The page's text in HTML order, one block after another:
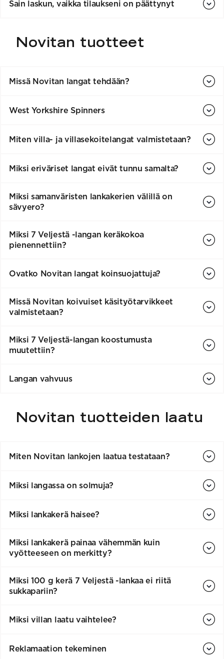
Sain laskun, vaikka tilaukseni on päättynyt
Novitan tuotteet
Missä Novitan langat tehdään?
West Yorkshire Spinners
Miten villa- ja villasekoitelangat valmistetaan?
Miksi eriväriset langat eivät tunnu samalta?
Miksi samanväristen lankakerien välillä on
sävyero?
Miksi 7 Veljestä -langan keräkokoa
pienennettiin?
Ovatko Novitan langat koinsuojattuja?
Missä Novitan koivuiset käsityötarvikkeet
valmistetaan?
Miksi 7 Veljestä-langan koostumusta
muutettiin?
Langan vahvuus
Novitan tuotteiden laatu
Miten Novitan lankojen laatua testataan?
Miksi langassa on solmuja?
Miksi lankakerä haisee?
Miksi lankakerä painaa vähemmän kuin
vyötteeseen on merkitty?
Miksi 100 g kerä 7 Veljestä -lankaa ei riitä
sukkapariin?
Miksi villan laatu vaihtelee?
Reklamaation tekeminen